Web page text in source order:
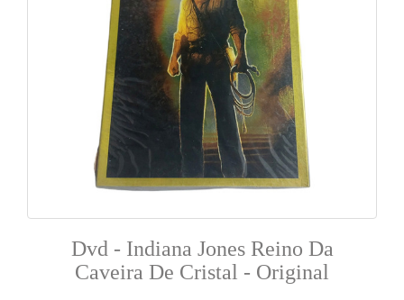
Dvd - Indiana Jones Reino Da
Caveira De Cristal - Original